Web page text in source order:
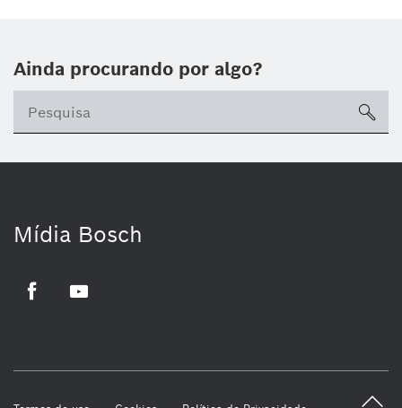
Ainda procurando por algo?
Mídia Bosch